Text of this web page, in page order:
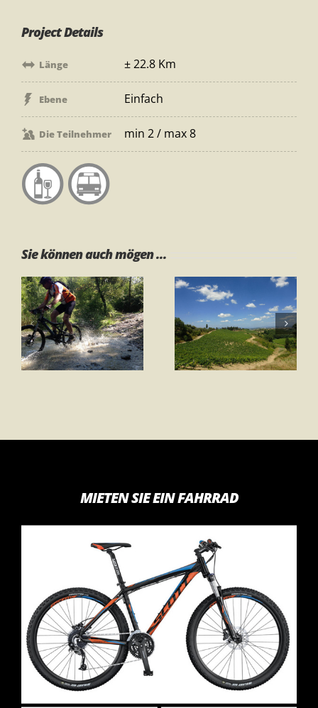
Project Details
Länge ± 22.8 Km
Ebene Einfach
Die Teilnehmer min 2 / max 8
Sie können auch mögen ...
Montaione und
seine
Umgebung
In Der
Umgebung Von
Montaione (La
Pietrina)
MIETEN SIE EIN FAHRRAD